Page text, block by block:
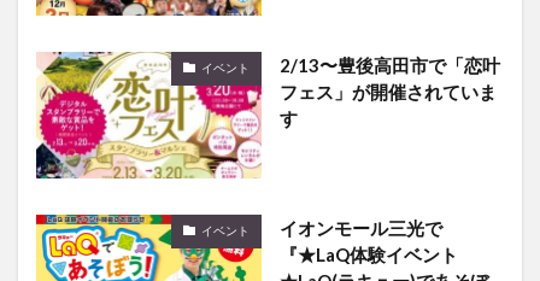
イベント
2/13〜豊後高田市で「恋叶
フェス」が開催されていま
す
イベント
イオンモール三光で
『★LaQ体験イベント